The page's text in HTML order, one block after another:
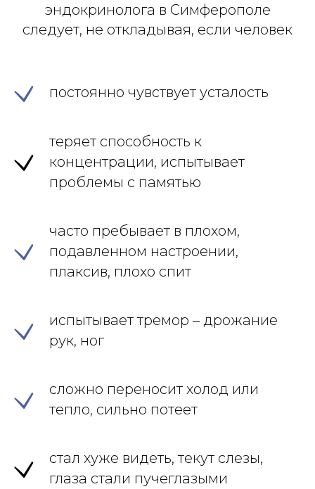
эндокринолога в Симферополе
следует, не откладывая, если человек
постоянно чувствует усталость
теряет способность к
концентрации, испытывает
проблемы с памятью
часто пребывает в плохом,
подавленном настроении,
плаксив, плохо спит
испытывает тремор – дрожание
рук, ног
сложно переносит холод или
тепло, сильно потеет
стал хуже видеть, текут слезы,
глаза стали пучеглазыми